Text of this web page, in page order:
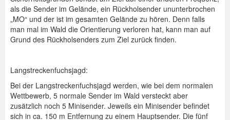
als die Sender im Gelände, ein Rückholsender ununterbrochen
„MO“ und der ist im gesamten Gelände zu hören. Denn falls
man mal im Wald die Orientierung verloren hat, kann man auf
Grund des Rückholsenders zum Ziel zurück finden.
Langstreckenfuchsjagd:
Bei der Langstreckenfuchsjagd werden, wie bei dem normalen
Wettbewerb, 5 normale Sender im Wald versteckt aber
zusätzlich noch 5 Minisender. Jeweils ein Minisender befindet
sich in ca. 150 m Entfernung zu einem Hauptsender. Die fünf